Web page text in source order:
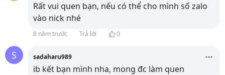
Rất vui quen bạn, nếu có thể cho mình số zalo
vào nick nhé
8 năm trước Trả lời 0
S sadaharu989
ib kết bạn mình nha, mong đc làm quen